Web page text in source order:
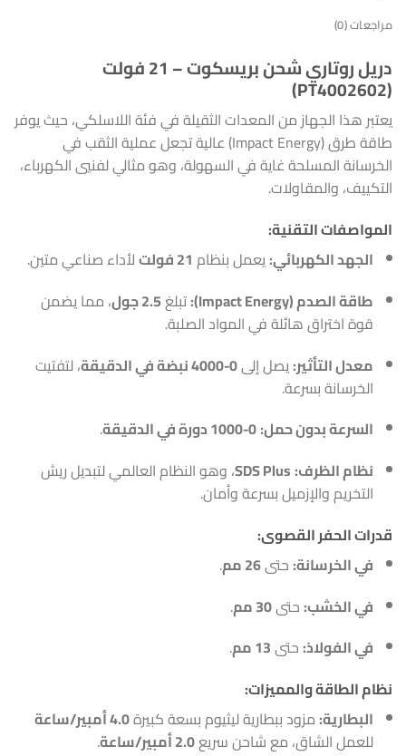
مراجعات (0)
دريل روتاري شحن بريسكوت – 21 فولت
(PT4002602)
يعتبر هذا الجهاز من المعدات الثقيلة في فئة اللاسلكي، حيث يوفر
طاقة طرق (Impact Energy) عالية تجعل عملية الثقب في
الخرسانة المسلحة غاية في السهولة، وهو مثالي لفنيي الكهرباء،
التكييف، والمقاولات.
المواصفات التقنية:
الجهد الكهربائي:يعمل بنظام 21 فولت
لأداء صناعي متين.
طاقة الصدم (Impact Energy):
تبلغ2.5 جول
، مما يضمن
قوة اختراق هائلة في المواد الصلبة.
معدل التأثير:يصل إلى0-4000 نبضة في الدقيقة
، لتفتيت
الخرسانة بسرعة.
السرعة بدون حمل:0-1000 دورة في الدقيقة
.
نظام الظرف: SDS Plus، وهو النظام العالمي لتبديل ريش
التخريم والإزميل بسرعة وأمان.
قدرات الحفر القصوى:
في الخرسانة: حتى26 مم
.
في الخشب: حتى30 مم
.
في الفولاذ: حتى13 مم
.
نظام الطاقة والمميزات:
البطارية: مزود ببطارية ليثيوم بسعة كبيرة4.0 أمبير/ساعة
للعمل الشاق، مع شاحن سريع2.0 أمبير/ساعة .